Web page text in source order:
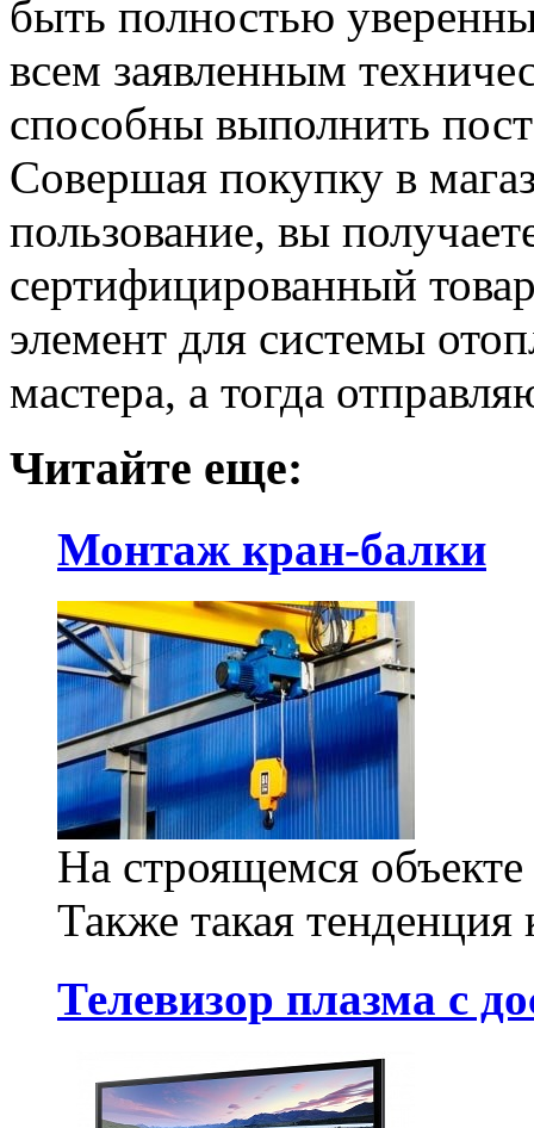
быть полностью
всем заявленным
способны выполнить
Совершая покупку в
пользование, вы
сертифицированный
элемент для системы
мастера, а тогда
Читайте еще:
Монтаж кран-балки
На строящемся
Также такая тенденция
Телевизор плазма с